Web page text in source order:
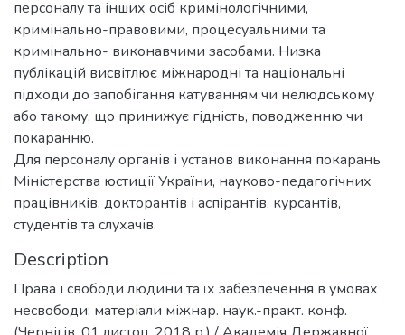
персоналу та інших осіб кримінологічними,
кримінально-правовими, процесуальними та
кримінально- виконавчими засобами. Низка
публікацій висвітлює міжнародні та національні
підходи до запобігання катуванням чи нелюдському
або такому, що принижує гідність, поводженню чи
покаранню.
Для персоналу органів і установ виконання покарань
Міністерства юстиції України, науково-педагогічних
працівників, докторантів і аспірантів, курсантів,
студентів та слухачів.
Description
Права і свободи людини та їх забезпечення в умовах
несвободи: матеріали міжнар. наук.-практ. конф.